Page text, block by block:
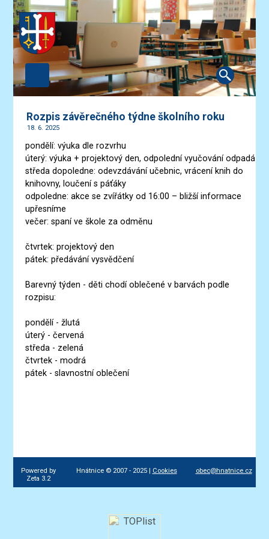
Rozpis závěrečného týdne školního roku
18. 6. 2025
pondělí: výuka dle rozvrhu
úterý: výuka + projektový den, odpolední vyučování odpadá
středa dopoledne: odevzdávání učebnic, vrácení knih do
knihovny, loučení s páťáky
odpoledne: akce se zvířátky od 16:00 – bližší informace
upřesníme
večer: spaní ve škole za odměnu
čtvrtek: projektový den
pátek: předávání vysvědčení
Barevný týden - děti chodí oblečené v barvách podle
rozpisu:
pondělí - žlutá
úterý - červená
středa - zelená
čtvrtek - modrá
pátek - slavnostní oblečení
Powered by
Zeta 3.2
Hnátnice © 2007 - 2025 | Cookies obec@hnatnice.cz